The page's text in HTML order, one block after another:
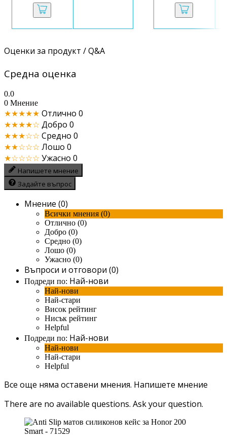
Оценки за продукт / Q&A
Средна оценка
0.0
0 Мнение
★★★★★ Отлично 0
★★★★☆ Добро 0
★★★☆☆ Средно 0
★★☆☆☆ Лошо 0
★☆☆☆☆ Ужасно 0
Напишете мнение
Задайте въпрос
Мнение (0)
Всички мнения (0)
Отлично (0)
Добро (0)
Средно (0)
Лошо (0)
Ужасно (0)
Въпроси и отговори (0)
Подреди по: Най-нови
Най-нови
Най-стари
Висок рейтинг
Нисък рейтинг
Helpful
Подреди по: Най-нови
Най-нови
Най-стари
Helpful
Все още няма оставени мнения. Напишете мнение
There are no available questions. Ask your question.